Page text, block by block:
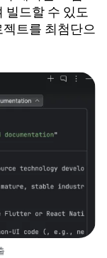
빌드할 수 있도
트를 최첨단으